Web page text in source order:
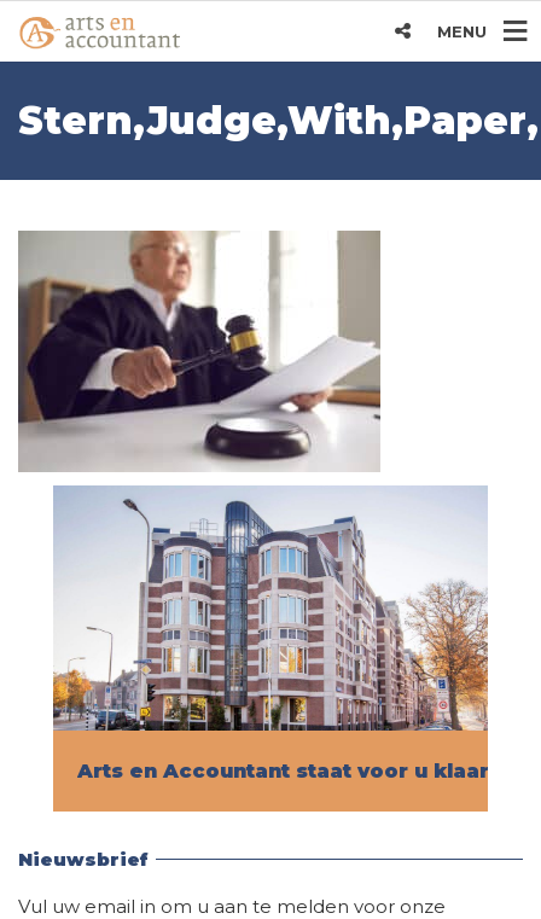
MENU
Arts en Accountant staat voor u klaar!
Nieuwsbrief
Vul uw email in om u aan te melden voor onze